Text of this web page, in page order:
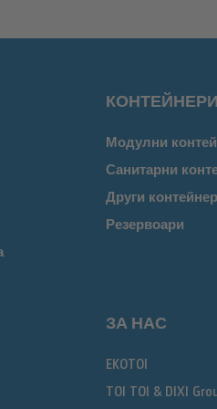
Модулни
Санитарни
Други
Резервоари
ЗА НАС
EKOTOI
TOI TOI & DIXI